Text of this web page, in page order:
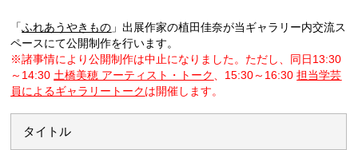
「ふれあうやきもの 」出展作家の植田佳奈が当ギャラリー内交流ス
ペースにて公開制作を行います。
※諸事情により公開制作は中止になりました。ただし、同日13:30
～14:30 土橋美穂 アーティスト・トーク 、15:30～16:30担当学芸
員によるギャラリートーク は開催します。
タイトル